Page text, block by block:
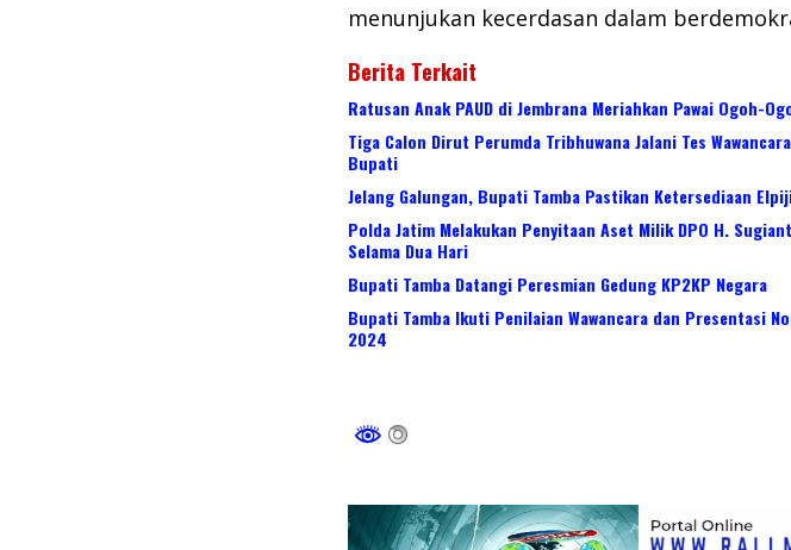
menunjukan kecerdasan dalam
Berita Terkait
Ratusan Anak PAUD di Jembrana Meriahkan Pawai Ogoh-
Tiga Calon Dirut Perumda Tribhuwana Jalani Tes
Bupati
Jelang Galungan, Bupati Tamba Pastikan Ketersediaan
Polda Jatim Melakukan Penyitaan Aset Milik DPO H.
Selama Dua Hari
Bupati Tamba Datangi Peresmian Gedung KP2KP Negara
Bupati Tamba Ikuti Penilaian Wawancara dan Presentasi
2024